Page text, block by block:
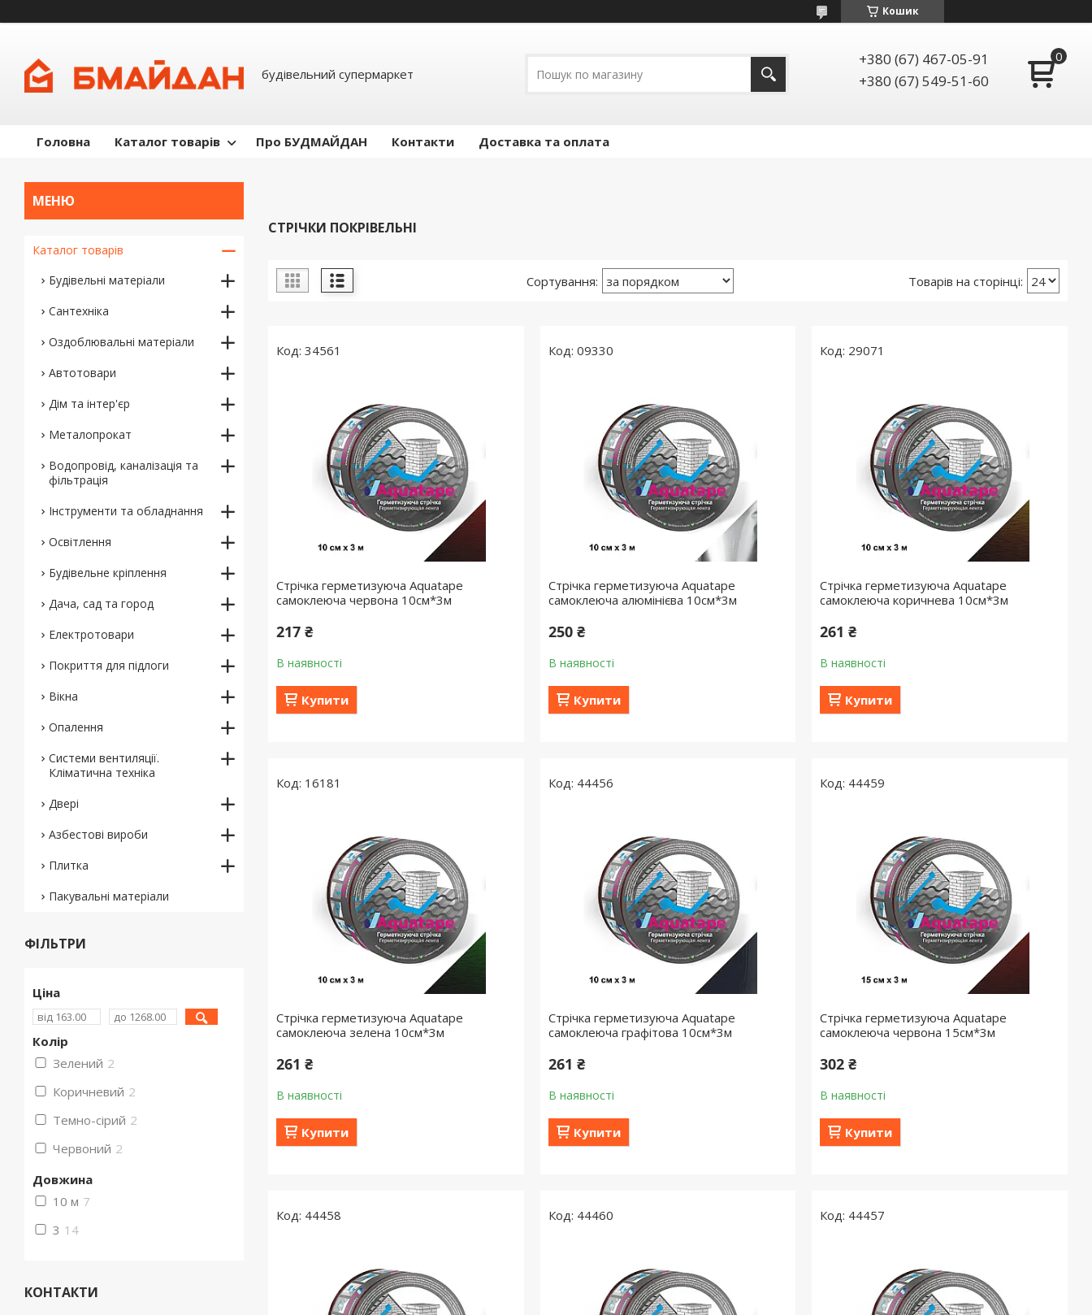
Кошик
будівельний супермаркет
+380 (67) 467-05-91
+380 (67) 549-51-60
Головна Каталог товарів Про БУДМАЙДАН Контакти Доставка та оплата
СТРІЧКИ ПОКРІВЕЛЬНІ
34561
Стрічка герметизуюча Aquatape
самоклеюча червона 10см*3м
217 ₴
В наявності
Купити
09330
Стрічка герметизуюча Aquatape
самоклеюча алюмінієва 10см*3м
250 ₴
В наявності
Купити
29071
Стрічка герметизуюча Aquatape
самоклеюча коричнева 10см*3м
261 ₴
В наявності
Купити
16181
Стрічка герметизуюча Aquatape
самоклеюча зелена 10см*3м
261 ₴
В наявності
Купити
44456
Стрічка герметизуюча Aquatape
самоклеюча графітова 10см*3м
261 ₴
В наявності
Купити
44459
Стрічка герметизуюча Aquatape
самоклеюча червона 15см*3м
302 ₴
В наявності
Купити
44458 44460 44457
Каталог товарів
Будівельні матеріали
Сантехніка
Оздоблювальні матеріали
Автотовари
Дім та інтер'єр
Металопрокат
Водопровід, каналізація та
фільтрація
Інструменти та обладнання
Освітлення
Будівельне кріплення
Дача, сад та город
Електротовари
Покриття для підлоги
Вікна
Опалення
Системи вентиляції.
Кліматична техніка
Двері
Азбестові вироби
Плитка
Пакувальні матеріали
ФІЛЬТРИ
Ціна
Колір
Зелений 2
Коричневий 2
Темно-сірий 2
Червоний 2
Довжина
10 м 7
3 14
КОНТАКТИ